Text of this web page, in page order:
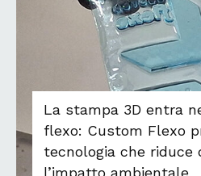
La stampa 3D entra
flexo: Custom Flexo
tecnologia che riduce
l’impatto ambientale